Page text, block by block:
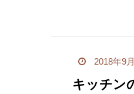
2018年9
キッチン